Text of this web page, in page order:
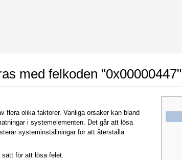
med felkoden "0x00000447"
flera olika faktorer. Vanliga orsaker kan bland
i systemelementen. Det går att lösa
systeminställningar för att återställa
för att lösa felet.